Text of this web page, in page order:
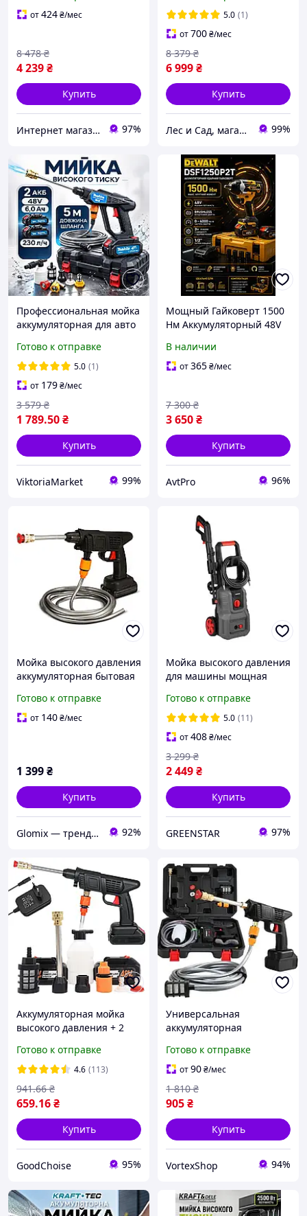
Минимойка для
от424₴/мес
4 239₴
8 478 ₴
Купить
Интернет магазин "Select Store" 🛒 Только качественные товары по лучшим ценам ✅ 97%
/ Мощная мойка для авто
5.0 (1)
от700₴/мес
6 999₴
8 379 ₴
Купить
Лес и Сад, магазин инструментов и садово-парковой техники 99%
Профессиональная мойка
аккумуляторная для авто
высокого давления
48Vавтомойка для
машины,двора и
велосипедов
Готово к отправке
5.0 (1)
от 179₴/мес
1 789.50₴
3 579 ₴
Купить
ViktoriaMarket 99%
Мощный Гайковерт 1500
Нм Аккумуляторный 48V
Бесщеточный Гайковерт
Для Ремонта Машин И
В наличии
от365₴/мес
3 650₴
7 300 ₴
Купить
AvtPro 96%
Мойка высокого давления
аккумуляторная бытовая
беспроводная мойка для
машины минимойка для
Готово к отправке
от 140₴/мес
1 399₴
Купить
Glomix — трендовые товары, которые упрощают жизнь 92%
Мойка высокого давления
для машины мощная
бар керхер для авто
забор воды из ведра
INTERTOOL DT-1513
Готово к отправке
5.0 (11)
от408₴/мес
2 449₴
3 299 ₴
Купить
GREENSTAR 97%
Аккумуляторная мойка
высокого давления + 2
/ Пистолет для мойки
авто/ Ручная минимойка
машины
Готово к отправке
4.6 (113)
659.16₴
941.66 ₴
Купить
GoodChoise 95%
Универсальная
аккумуляторная
для очистки машин,
велосипедов и
мотоциклов
Готово к отправке
от90₴/мес
905₴
1 810 ₴
Купить
VortexShop 94%